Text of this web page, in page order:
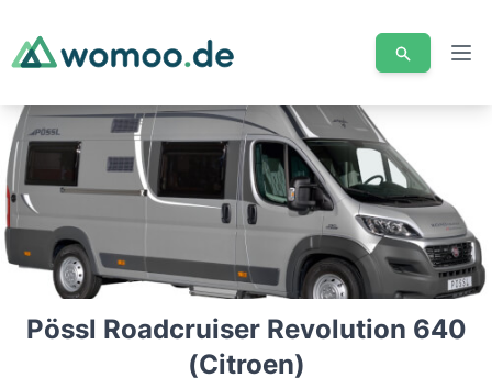
Pössl Roadcruiser Revolution 640
(Citroen)